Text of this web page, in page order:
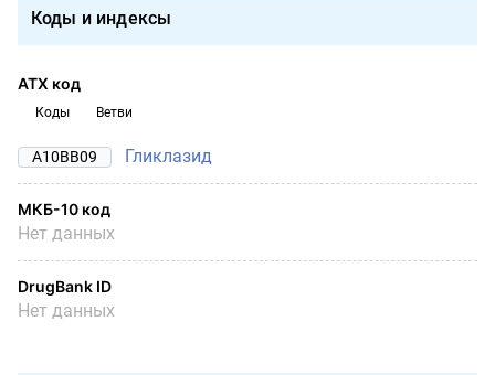
Коды и индексы
АТХ код
Коды Ветви
A10BB09 Гликлазид
МКБ-10 код
Нет данных
DrugBank ID
Нет данных